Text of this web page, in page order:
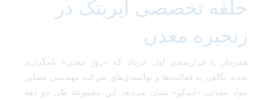
حلقه تخصصی ایریتک در
زنجیره معدن
همزمان با فرارسیدن اول خرداد که «روز معدن» نامگذاری
شده، نگاهی به فعالیت‌ها و توانمندی‌های شرکت مهندسی مشاور
مواد معدنی «آیمکو» نشان می‌دهد این مجموعه طی دو دهه